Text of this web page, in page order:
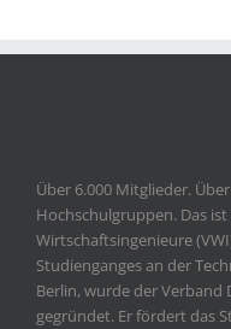
Über 6.000 Mitglieder.
Hochschulgruppen. Das
Wirtschaftsingenieure
Studienganges an der
Berlin, wurde der Verband
gegründet. Er fördert das